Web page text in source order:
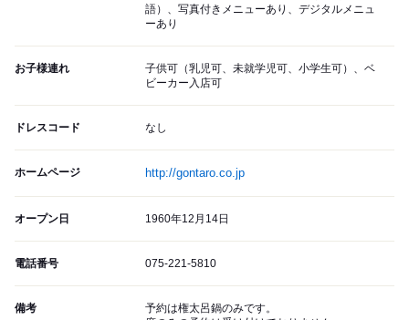
語）、写真付きメニューあり、デジタルメニュ
ーあり
お子様連れ
子供可（乳児可、未就学児可、小学生可）、ベ
ビーカー入店可
ドレスコード なし
ホームページ http://gontaro.co.jp
オープン日 1960年12月14日
電話番号 075-221-5810
備考
予約は権太呂鍋のみです。